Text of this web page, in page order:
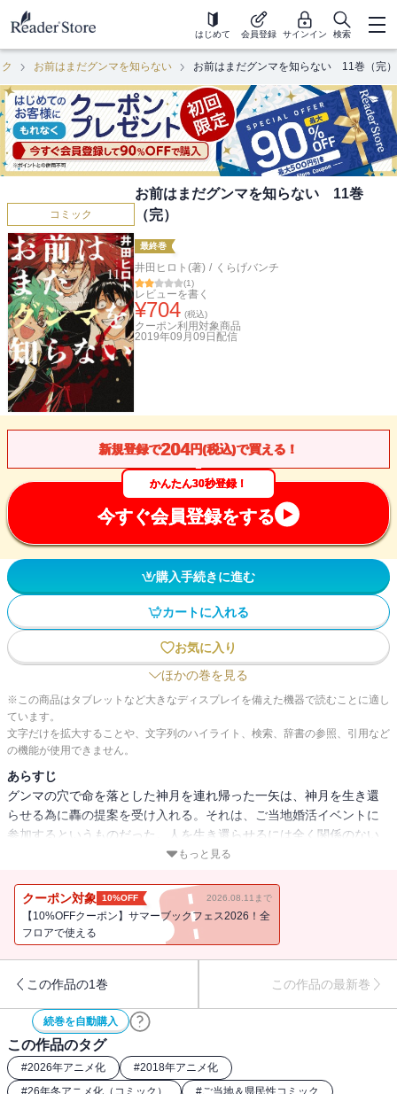
はじめて 会員登録 サインイン 検索
お前はまだグンマを知らない お前はまだグンマを知らない 11巻（完）
コミック
お前はまだグンマを知らない 11巻
（完）
最終巻
井田ヒロト(著) / くらげバンチ
(1)
レビューを書く
¥704 (税込)
クーポン利用対象商品
2019年09月09日 配信
新規登録で204円(税込)で買える！
かんたん30秒登録！
今すぐ会員登録をする
購入手続きに進む
カートに入れる
お気に入り
ほかの巻を見る
※この商品はタブレットなど大きなディスプレイを備えた機器で読むことに適し
ています。
文字だけを拡大することや、文字列のハイライト、検索、辞書の参照、引用など
の機能が使用できません。
あらすじ
グンマの穴で命を落とした神月を連れ帰った一矢は、神月を生き還
らせる為に轟の提案を受け入れる。それは、ご当地婚活イベントに
参加するというものだった。人を生き還らせるには全く関係のない
ことに思えるのだが……!? そしてなんやかんやあった後、小惑
もっと見る
クーポン対象 10%OFF 2026.08.11まで
【10%OFFクーポン】サマーブックフェス2026！全
フロアで使える
この作品の1巻 この作品の最新巻
続巻を自動購入
この作品のタグ
#2026年アニメ化 #2018年アニメ化
#26年冬アニメ化（コミック） #ご当地＆県民性コミック